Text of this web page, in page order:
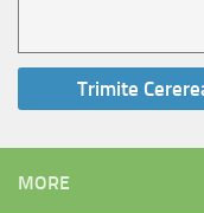
MORE